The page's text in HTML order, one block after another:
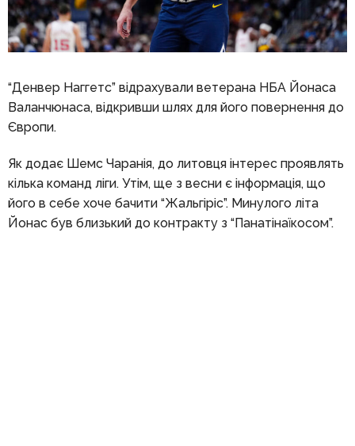
“Денвер Наггетс” відрахували ветерана НБА Йонаса
Валанчюнаса, відкривши шлях для його повернення до
Європи.
Як додає Шемс Чаранія, до литовця інтерес проявлять
кілька команд ліги. Утім, ще з весни є інформація, що
його в себе хоче бачити “Жальгіріс”. Минулого літа
Йонас був близький до контракту з “Панатінаїкосом”.